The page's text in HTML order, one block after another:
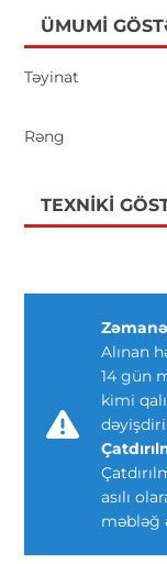
ÜMUMI
Təyinat
Rəng
TEXNIKI
Alınan
14 gün
kimi
asılı
məbləğ